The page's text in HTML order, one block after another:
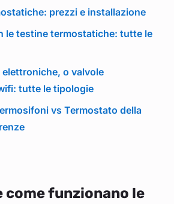
prezzi e installazione
le testine termostatiche: tutte le
o valvole
tutte le tipologie
vs Termostato della
come funzionano le